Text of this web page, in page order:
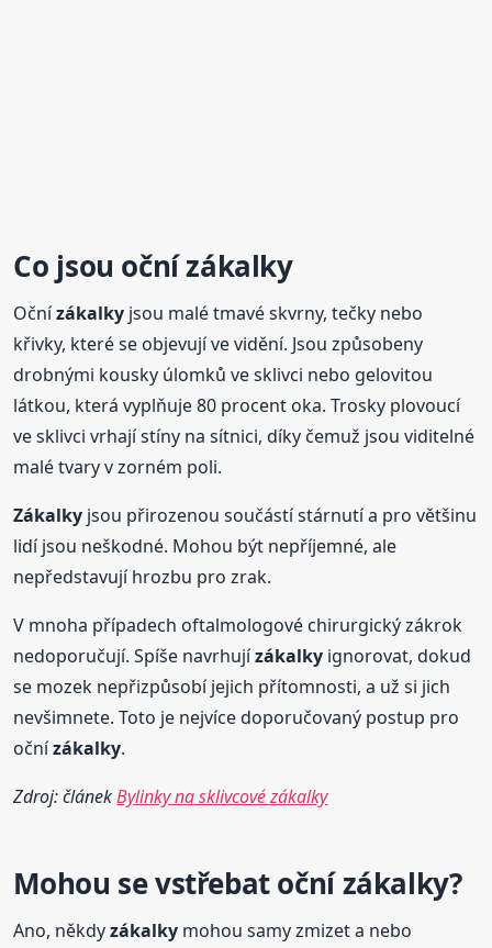
Co jsou očnízákalky
Očnízákalky jsou malé tmavé skvrny, tečky nebo
křivky, které se objevují ve vidění. Jsou způsobeny
drobnými kousky úlomků ve sklivci nebo gelovitou
látkou, která vyplňuje 80 procent oka. Trosky plovoucí
ve sklivci vrhají stíny na sítnici, díky čemuž jsou viditelné
malé tvary v zorném poli.
Zákalky jsou přirozenou součástí stárnutí a pro většinu
lidí jsou neškodné. Mohou být nepříjemné, ale
nepředstavují hrozbu pro zrak.
V mnoha případech oftalmologové chirurgický zákrok
nedoporučují. Spíše navrhujízákalky ignorovat, dokud
se mozek nepřizpůsobí jejich přítomnosti, a už si jich
nevšimnete. Toto je nejvíce doporučovaný postup pro
očnízákalky.
Zdroj: článekBylinky na sklivcové zákalky
Mohou se vstřebat očnízákalky?
Ano, někdyzákalky mohou samy zmizet a nebo